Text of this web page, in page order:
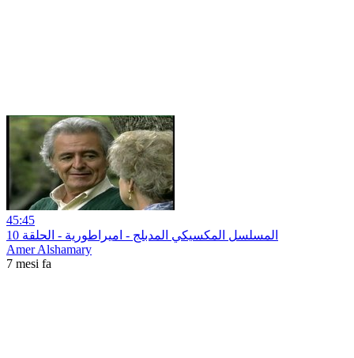
45:45
10 المسلسل المكسيكي المدبلج - اميراطورية - الحلقة
Amer Alshamary
7 mesi fa